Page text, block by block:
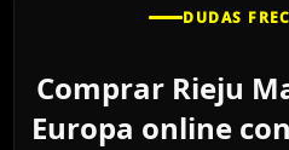
DUDAS
Comprar Rieju
Europa online